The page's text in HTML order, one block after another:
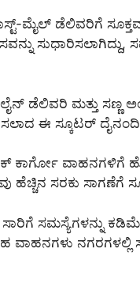
ಮೈಲ್ ಡೆಲಿವರಿಗೆ
ಡೆಲಿವರಿ ಮತ್ತು
ಈ ಸ್ಕೂಟರ್
ಕಾರ್ಗೋ ವಾಹನಗಳಿಗೆ
ಹೆಚ್ಚಿನ ಸರಕು ಸಾಗಣೆಗೆ
ಸಮಸ್ಯೆಗಳನ್ನು
ವಾಹನಗಳು ನಗರಗಳಲ್ಲಿ